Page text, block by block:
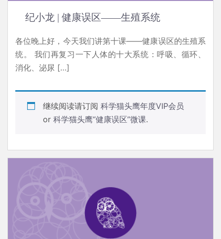
纪小龙 | 健康误区——生殖系统
各位晚上好，今天我们讲第十课——健康误区的生殖系
统。‍‍ 我们再复习一下人体的十大系统：呼吸、循环、
消化、泌尿 […]
继续阅读请订阅 科学猫头鹰年度VIP会员
or 科学猫头鹰“健康误区”微课.